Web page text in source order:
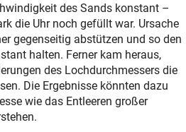
des Sands konstant –
die Uhr noch gefüllt war. Ursache
gegenseitig abstützen und so den
halten. Ferner kam heraus,
des Lochdurchmessers die
Die Ergebnisse könnten dazu
wie das Entleeren großer